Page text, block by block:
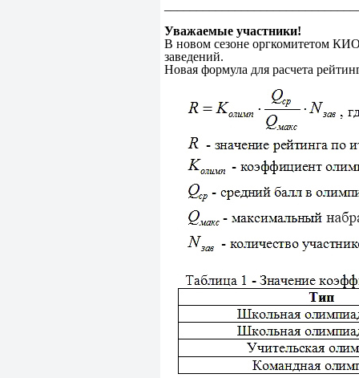
Уважаемые участники!
В новом сезоне оргкомитетом
заведений.
Новая формула для расчета